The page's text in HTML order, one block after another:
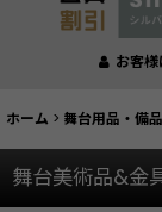
お客
ホーム > 舞台用品・備品
舞台美術品&金